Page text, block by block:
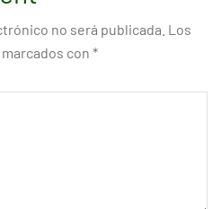
no será publicada. Los
con *